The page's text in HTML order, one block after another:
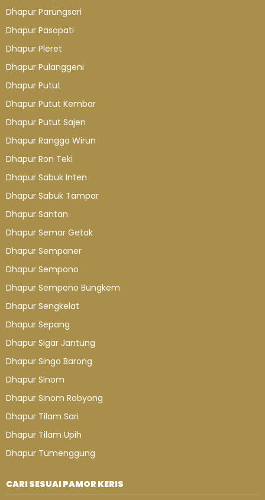
Dhapur Parungsari
Dhapur Pasopati
Dhapur Pleret
Dhapur Pulanggeni
Dhapur Putut
Dhapur Putut Kembar
Dhapur Putut Sajen
Dhapur Rangga Wirun
Dhapur Ron Teki
Dhapur Sabuk Inten
Dhapur Sabuk Tampar
Dhapur Santan
Dhapur Semar Getak
Dhapur Sempaner
Dhapur Sempono
Dhapur Sempono Bungkem
Dhapur Sengkelat
Dhapur Sepang
Dhapur Sigar Jantung
Dhapur Singo Barong
Dhapur Sinom
Dhapur Sinom Robyong
Dhapur Tilam Sari
Dhapur Tilam Upih
Dhapur Tumenggung
CARI SESUAI PAMOR KERIS